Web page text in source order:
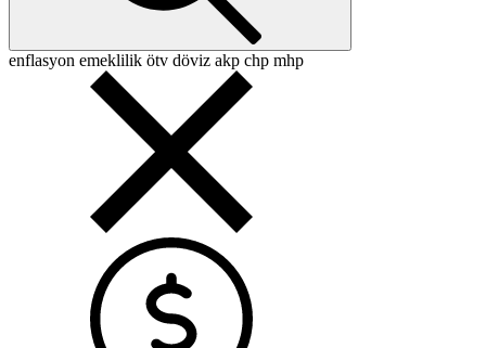
enflasyon emeklilik ötv döviz akp chp mhp